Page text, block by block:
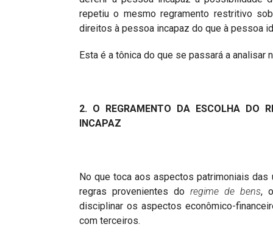
repetiu o mesmo regramento restritivo
direitos à pessoa incapaz do que à pessoa
Esta é a tônica do que se passará a analisar
2. O REGRAMENTO DA ESCOLHA DO
INCAPAZ
No que toca aos aspectos patrimoniais
regras provenientes doregime de bens,
disciplinar os aspectos econômico-
com terceiros.